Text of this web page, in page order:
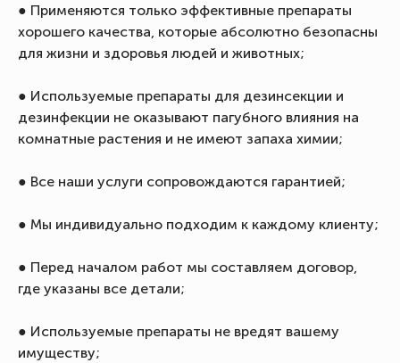
● Применяются только эффективные препараты
хорошего качества, которые абсолютно безопасны
для жизни и здоровья людей и животных;
● Используемые препараты для дезинсекции и
дезинфекции не оказывают пагубного влияния на
комнатные растения и не имеют запаха химии;
● Все наши услуги сопровождаются гарантией;
● Мы индивидуально подходим к каждому клиенту;
● Перед началом работ мы составляем договор,
где указаны все детали;
● Используемые препараты не вредят вашему
имуществу;